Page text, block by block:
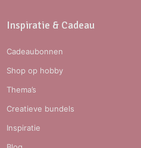
Inspiratie & Cadeau
Cadeaubonnen
Shop op hobby
Thema’s
Creatieve bundels
Inspiratie